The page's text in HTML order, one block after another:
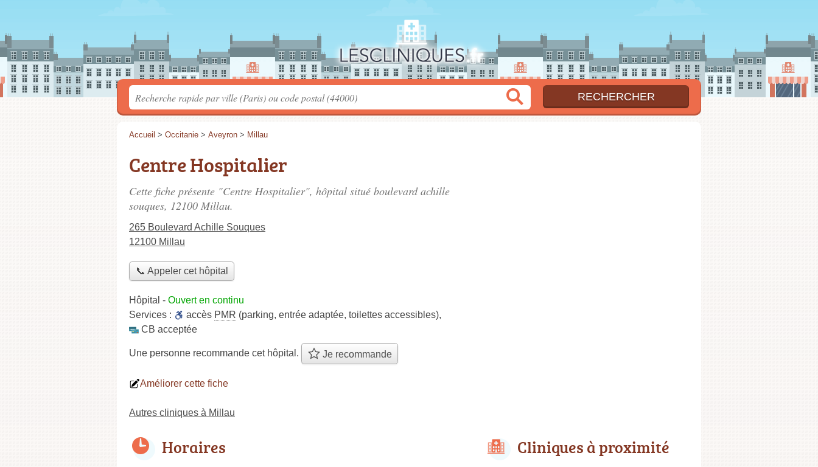
Accueil > Occitanie > Aveyron > Millau
Centre Hospitalier
Cette fiche présente "Centre Hospitalier", hôpital situé boulevard achille
souques, 12100 Millau.
265 Boulevard Achille Souques
12100 Millau
📞 Appeler cet hôpital
Hôpital - Ouvert en continu
Services :
accès PMR (parking, entrée adaptée, toilettes accessibles),
CB acceptée
Une personne recommande cet hôpital. Je recommande
Améliorer cette fiche
Autres cliniques à Millau
Horaires Cliniques à proximité